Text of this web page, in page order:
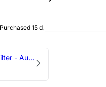
Purchased 15 days ago
MANN Motorölfilter - Audi RS3 TTRS RSQ3 VZ5 - DAZ DNW